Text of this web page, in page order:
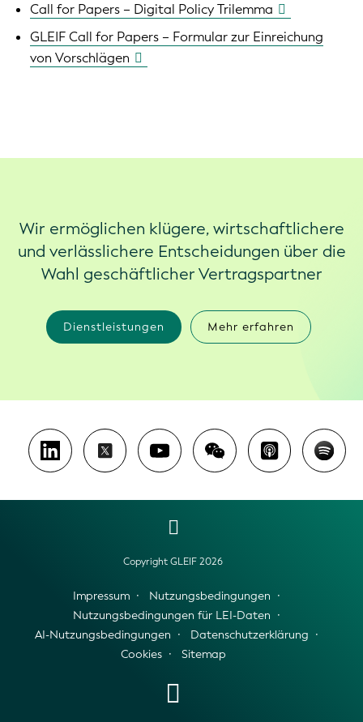
Call for Papers – Digital Policy Trilemma
GLEIF Call for Papers – Formular zur Einreichung
von Vorschlägen
Wir ermöglichen klügere, wirtschaftlichere
und verlässlichere Entscheidungen über die
Wahl geschäftlicher Vertragspartner
Dienstleistungen Mehr erfahren
Copyright GLEIF 2026
Impressum
Nutzungsbedingungen
Nutzungsbedingungen für LEI-Daten
AI-Nutzungsbedingungen
Datenschutzerklärung
Cookies
Sitemap